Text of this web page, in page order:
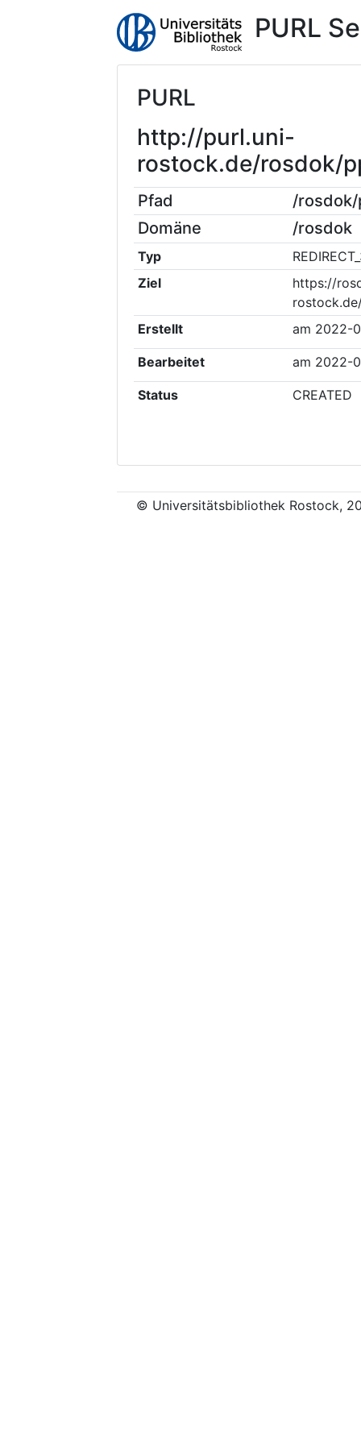
PURL
PURL
http://purl.uni-
rostock.de/rosdok/
Pfad
/rosdok/
Domäne
/rosdok
Typ
Ziel
https://
Erstellt
am 2022-
Bearbeitet am 2022-
Status CREATED
© Universitätsbibliothek Rostock,